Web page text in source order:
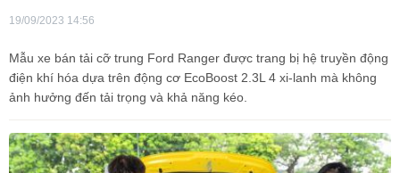
19/09/2023 14:56
Mẫu xe bán tải cỡ trung Ford Ranger được trang bị hệ truyền động
điện khí hóa dựa trên động cơ EcoBoost 2.3L 4 xi-lanh mà không
ảnh hưởng đến tải trọng và khả năng kéo.